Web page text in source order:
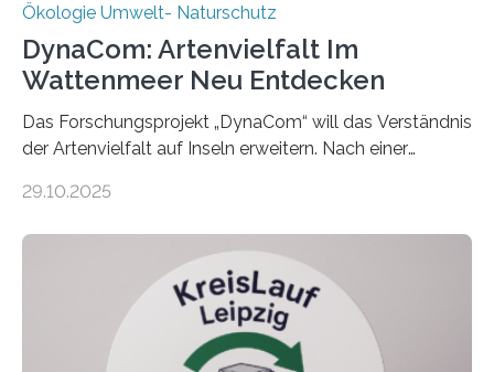
Ökologie Umwelt- Naturschutz
DynaCom: Artenvielfalt Im
Wattenmeer Neu Entdecken
Das Forschungsprojekt „DynaCom“ will das Verständnis
der Artenvielfalt auf Inseln erweitern. Nach einer
Beobachtungen im Wattenmeer ist nun eine große
Oldenburg befassen sich insbesondere damit, wie ein
Ökosystem gedeiht – und wie sich dieser Prozess
verlässlich prognostizieren lässt. Grünes Licht für
„DynaCom“: Die Deutsche Forschungsgemeinschaft
(DFG) fördert das Anfang 2019 gestartete
29.10.2025